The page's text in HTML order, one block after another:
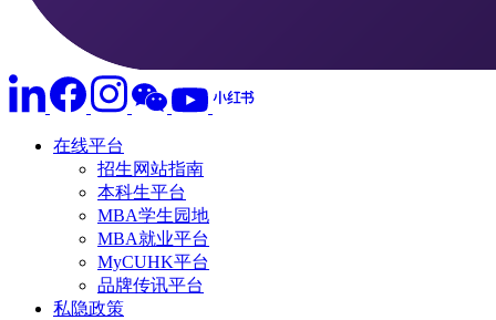
在线平台
招生网站指南
本科生平台
MBA学生园地
MBA就业平台
MyCUHK平台
品牌传讯平台
私隐政策